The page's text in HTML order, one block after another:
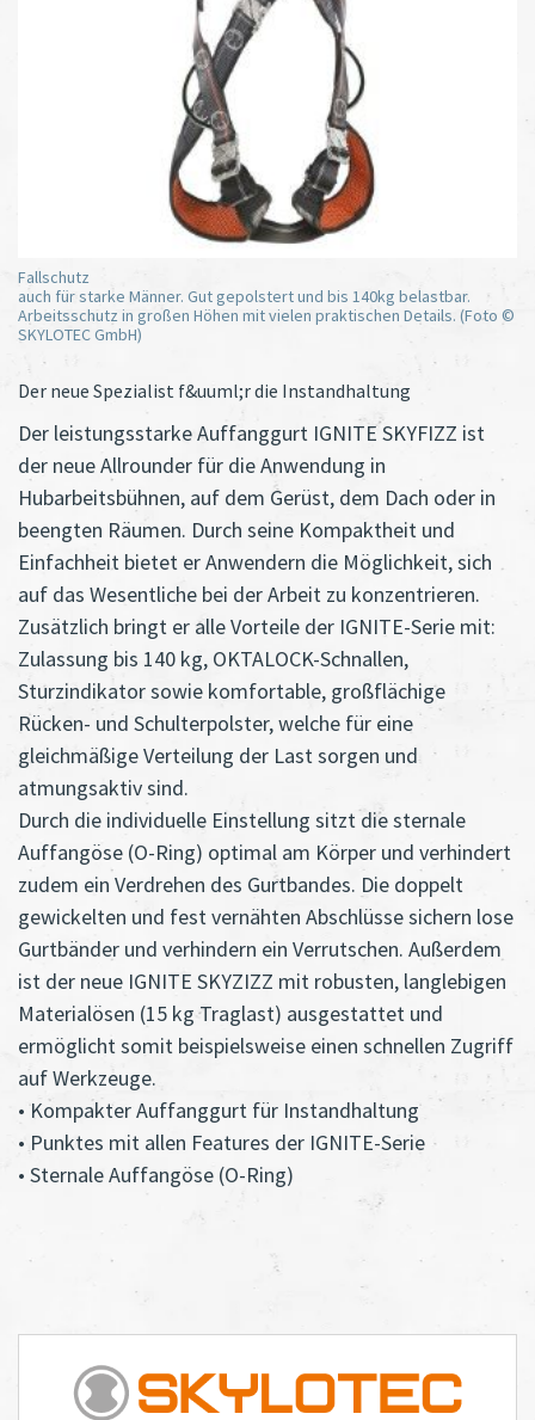
Fallschutz
auch für starke Männer. Gut gepolstert und bis 140kg belastbar.
Arbeitsschutz in großen Höhen mit vielen praktischen Details. (Foto ©
SKYLOTEC GmbH)
Der neue Spezialist f&uuml;r die Instandhaltung
Der leistungsstarke Auffanggurt IGNITE SKYFIZZ ist
der neue Allrounder für die Anwendung in
Hubarbeitsbühnen, auf dem Gerüst, dem Dach oder in
beengten Räumen. Durch seine Kompaktheit und
Einfachheit bietet er Anwendern die Möglichkeit, sich
auf das Wesentliche bei der Arbeit zu konzentrieren.
Zusätzlich bringt er alle Vorteile der IGNITE-Serie mit:
Zulassung bis 140 kg, OKTALOCK-Schnallen,
Sturzindikator sowie komfortable, großflächige
Rücken- und Schulterpolster, welche für eine
gleichmäßige Verteilung der Last sorgen und
atmungsaktiv sind.
Durch die individuelle Einstellung sitzt die sternale
Auffangöse (O-Ring) optimal am Körper und verhindert
zudem ein Verdrehen des Gurtbandes. Die doppelt
gewickelten und fest vernähten Abschlüsse sichern lose
Gurtbänder und verhindern ein Verrutschen. Außerdem
ist der neue IGNITE SKYZIZZ mit robusten, langlebigen
Materialösen (15 kg Traglast) ausgestattet und
ermöglicht somit beispielsweise einen schnellen Zugriff
auf Werkzeuge.
• Kompakter Auffanggurt für Instandhaltung
• Punktes mit allen Features der IGNITE-Serie
• Sternale Auffangöse (O-Ring)